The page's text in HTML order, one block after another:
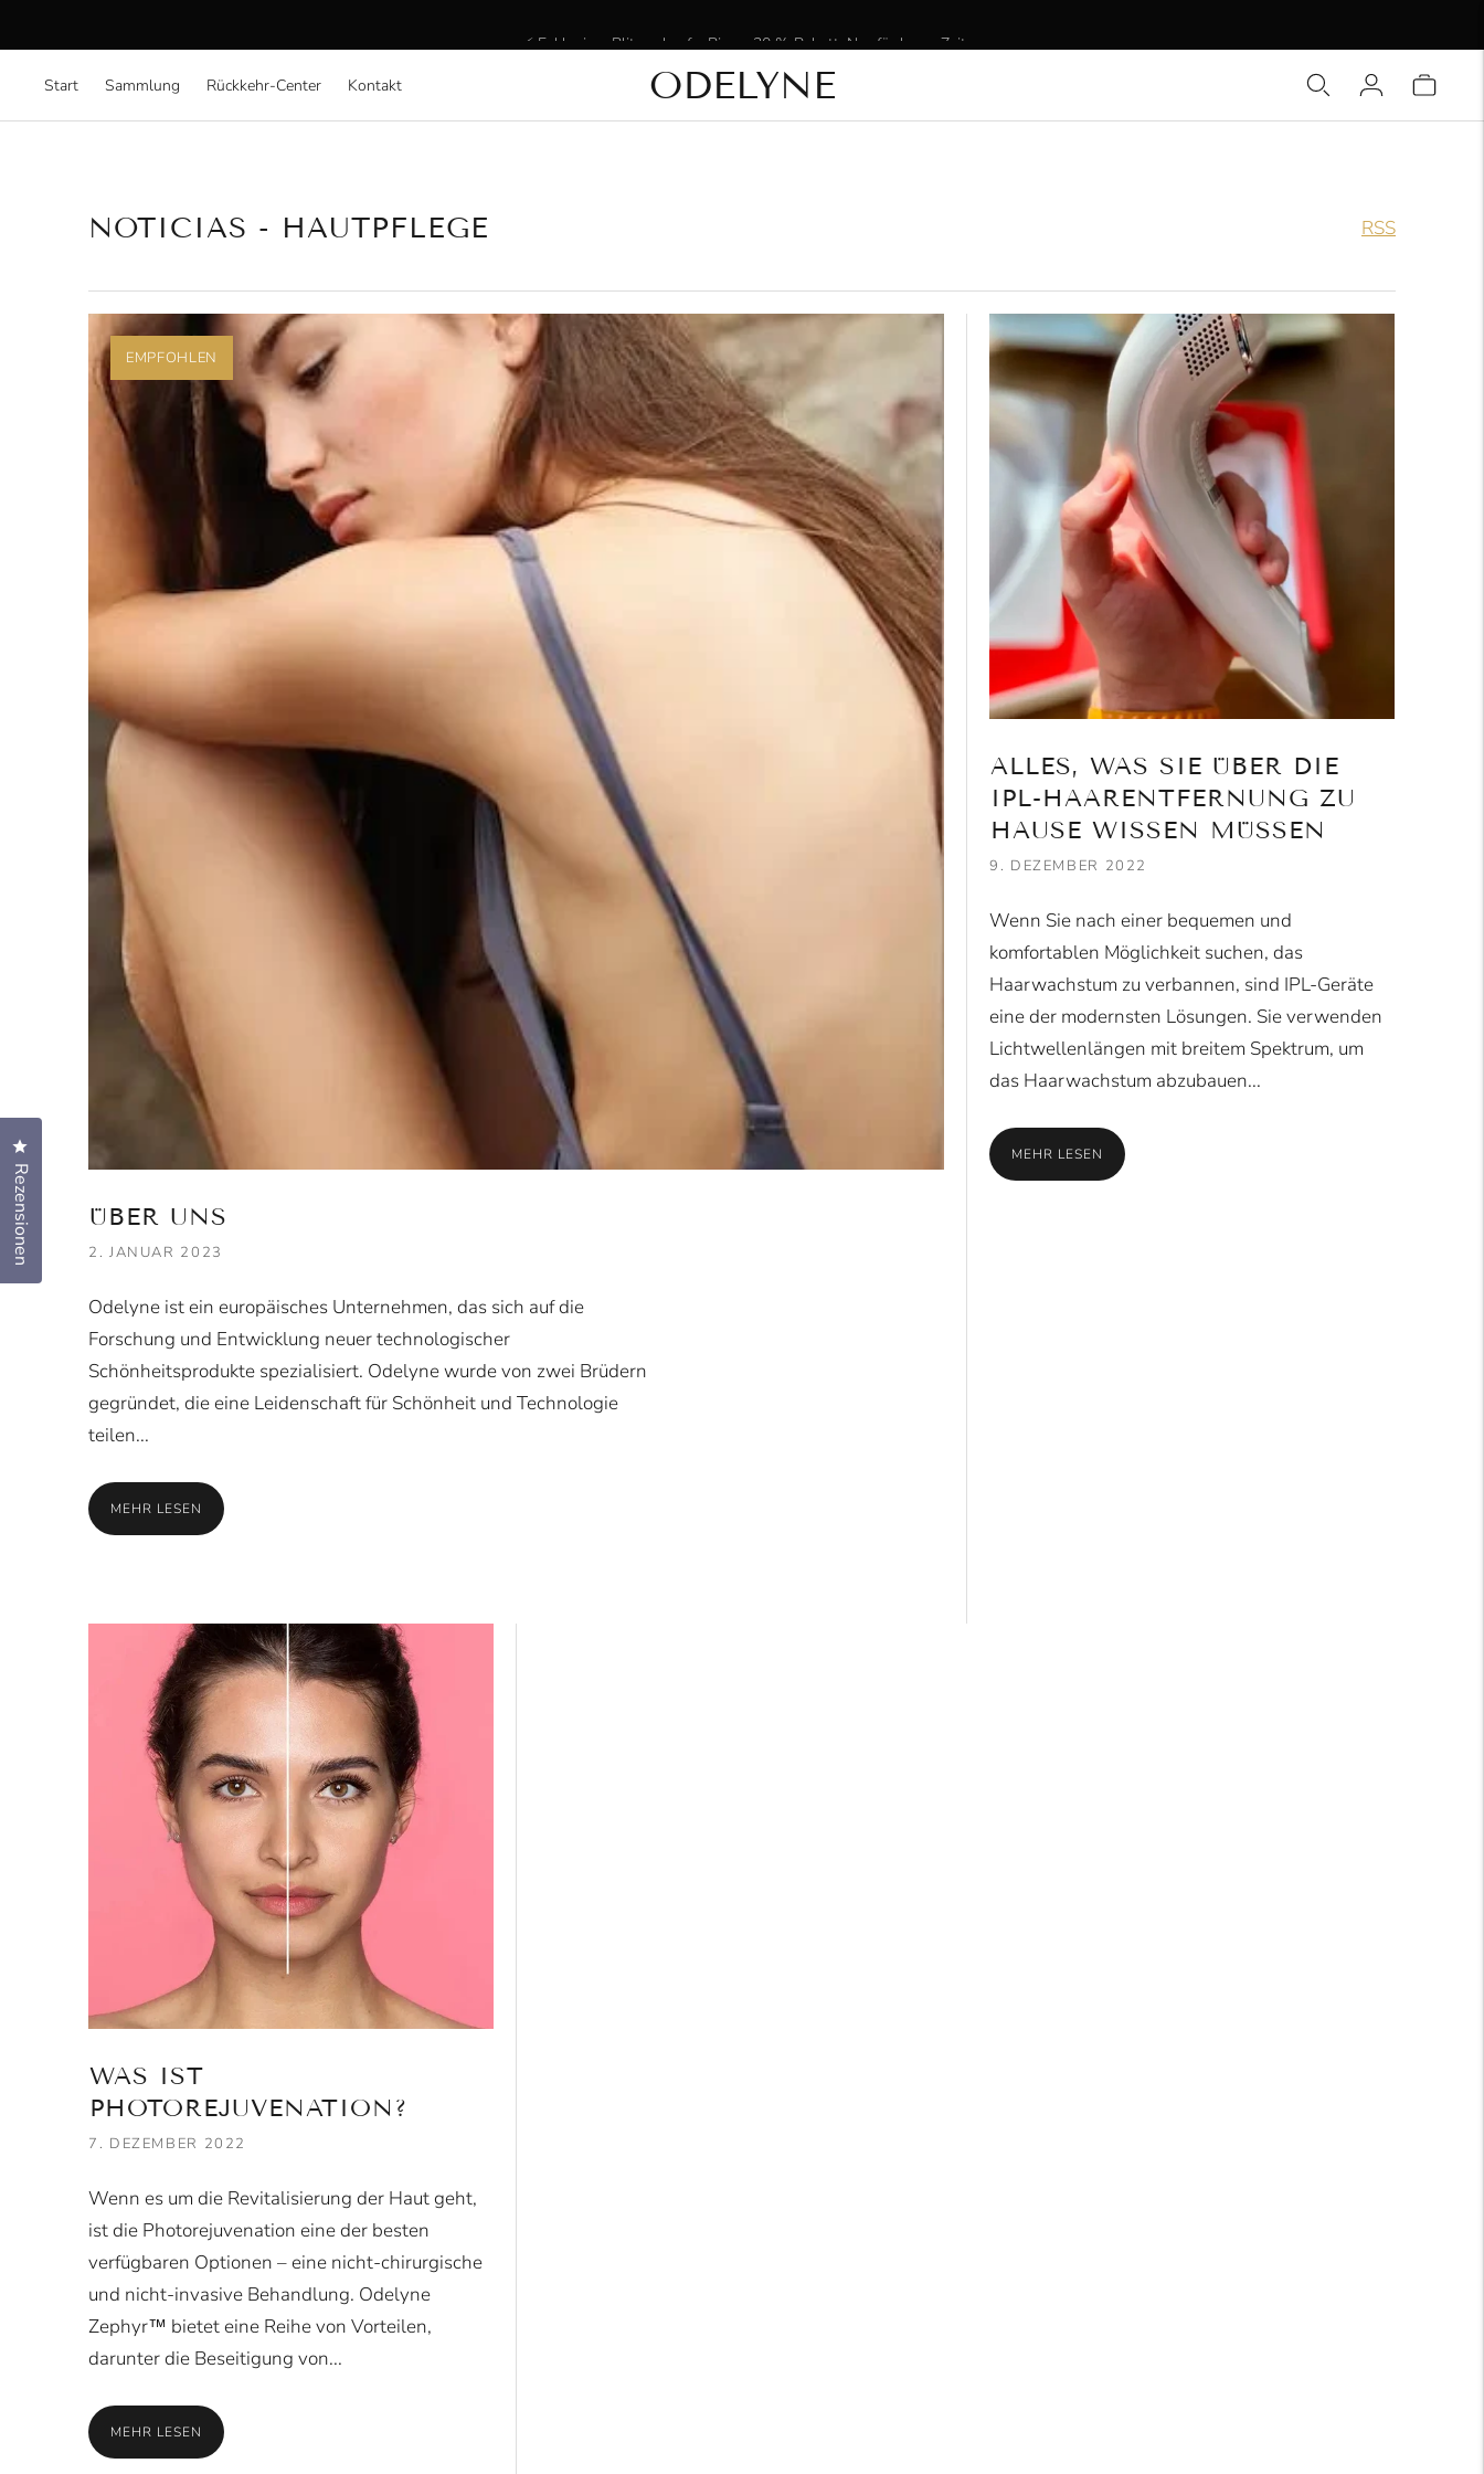
✨ Über 15.000 begeisterte Kunden! Vielen Dank, dass Sie uns treu bleiben!
Start Sammlung Rückkehr-Center Kontakt ODELYNE
NOTICIAS - HAUTPFLEGE RSS
EMPFOHLEN
ÜBER UNS
2. JANUAR 2023
Odelyne ist ein europäisches Unternehmen, das sich auf die
Forschung und Entwicklung neuer technologischer
Schönheitsprodukte spezialisiert. Odelyne wurde von zwei Brüdern
gegründet, die eine Leidenschaft für Schönheit und Technologie
teilen...
MEHR LESEN
ALLES, WAS SIE ÜBER DIE
IPL-HAARENTFERNUNG ZU
HAUSE WISSEN MÜSSEN
9. DEZEMBER 2022
Wenn Sie nach einer bequemen und
komfortablen Möglichkeit suchen, das
Haarwachstum zu verbannen, sind IPL-Geräte
eine der modernsten Lösungen. Sie verwenden
Lichtwellenlängen mit breitem Spektrum, um
das Haarwachstum abzubauen...
MEHR LESEN
WAS IST
PHOTOREJUVENATION?
7. DEZEMBER 2022
Wenn es um die Revitalisierung der Haut geht,
ist die Photorejuvenation eine der besten
verfügbaren Optionen – eine nicht-chirurgische
und nicht-invasive Behandlung. Odelyne
Zephyr™ bietet eine Reihe von Vorteilen,
darunter die Beseitigung von...
MEHR LESEN
Rezensionen
Klicken Sie, um den Bewertungsdialog zu öffnen